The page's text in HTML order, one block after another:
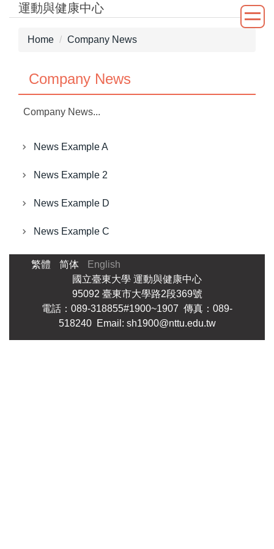
Jump
運動與健康中心
Home Company News
Company News
Company News...
News Example A
News Example 2
News Example D
News Example C
繁體 简体
English
國立臺東大學 運動與健康中心
95092 臺東市大學路2段369號
電話：089-318855#1900~1907 傳真：089-
518240 Email: sh1900@nttu.edu.tw